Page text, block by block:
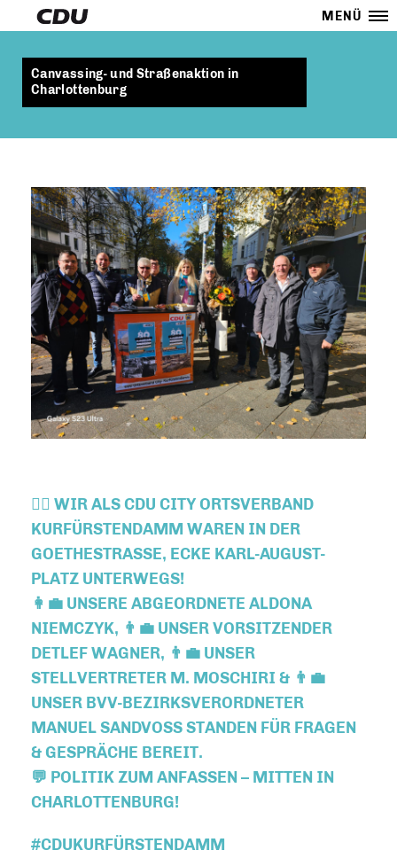
MENÜ
Canvassing- und Straßenaktion in
Charlottenburg
🚶‍♂️ WIR ALSCDU CITY ORTSVERBAND
KURFÜRSTENDAMM WAREN IN DER
GOETHESTRASSE, ECKE KARL-AUGUST-P
LATZ
UNTERWEGS!
👩‍💼 UNSERE ABGEORDNETE ALDONA
NIEMCZYK, 👨‍💼 UNSER VORSITZENDER
DETLEF WAGNER, 👨‍💼 UNSER
STELLVERTRETER M. MOSCHIRI & 👨‍💼
UNSER BVV-BEZIRKSVERORDNETER
MANUEL SANDVOSSSTANDEN FÜR FRAGEN
& GESPRÄCHE BEREIT.
💬 POLITIK ZUM ANFASSEN – MITTEN IN
CHARLOTTENBURG!
#CDUKURFÜRSTENDAMM